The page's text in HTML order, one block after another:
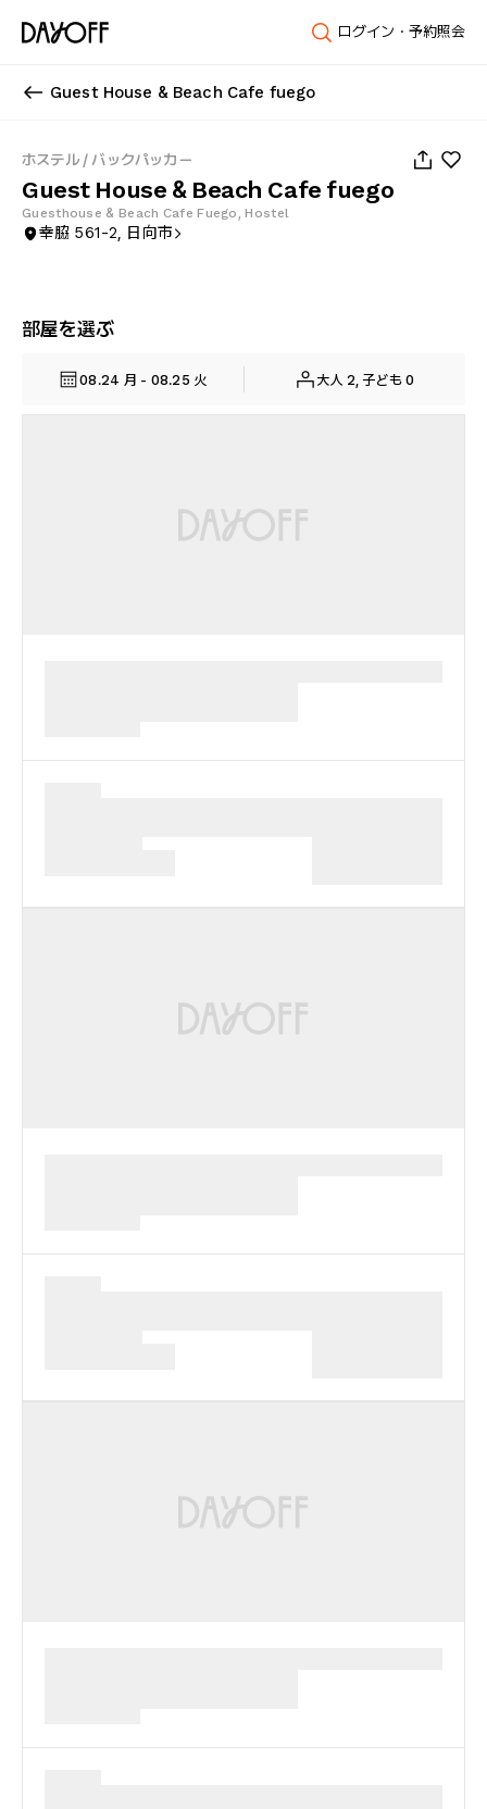
ログイン・予約照会
Guest House & Beach Cafe fuego
ホステル / バックパッカー
Guest House & Beach Cafe fuego
Guesthouse & Beach Cafe Fuego, Hostel
幸脇 561-2, 日向市
部屋を選ぶ
08.24 月 - 08.25 火 大人 2, 子ども 0